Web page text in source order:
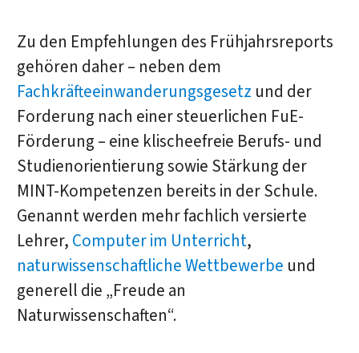
Zu den Empfehlungen des Frühjahrsreports
gehören daher – neben dem
Fachkräfteeinwanderungsgesetz und der
Forderung nach einer steuerlichen FuE-
Förderung – eine klischeefreie Berufs- und
Studienorientierung sowie Stärkung der
MINT-Kompetenzen bereits in der Schule.
Genannt werden mehr fachlich versierte
Lehrer, Computer im Unterricht,
naturwissenschaftliche Wettbewerbe und
generell die „Freude an
Naturwissenschaften“.